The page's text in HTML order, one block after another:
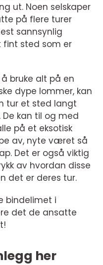
ut. Noen selskaper
på flere turer
sannsynlig
sted som er
bruke alt på en
dype lommer, kan
tur et sted langt
De kan til og med
på et eksotisk
av, nyte været så
Det er også viktig
av hvordan disse
det er deres tur.
bindelimet i
det de ansatte
her